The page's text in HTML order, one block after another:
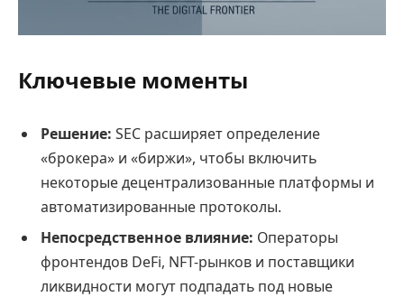
Ключевые моменты
Решение: SEC расширяет определение
«брокера» и «биржи», чтобы включить
некоторые децентрализованные платформы и
автоматизированные протоколы.
Непосредственное влияние: Операторы
фронтендов DeFi, NFT-рынков и поставщики
ликвидности могут подпадать под новые